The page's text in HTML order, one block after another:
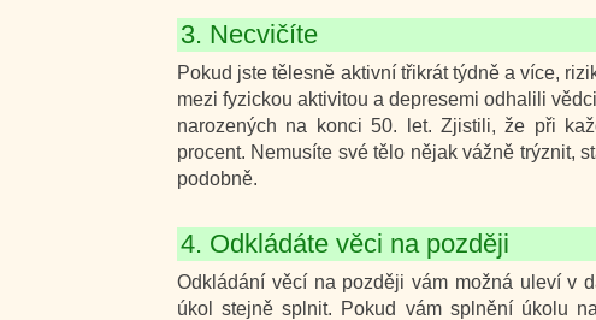
3. Necvičíte
Pokud jste tělesně aktivní třikrát týdně a více,
mezi fyzickou aktivitou a depresemi odhalili
narozených na konci 50. let. Zjistili, že při
procent. Nemusíte své tělo nějak vážně trýznit,
podobně.
4. Odkládáte věci na později
Odkládání věcí na později vám možná uleví v
úkol stejně splnit. Pokud vám splnění úkolu